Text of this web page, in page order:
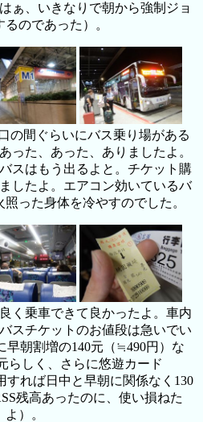
ぁ、いきなりで朝から強制ジョ
るのであった）。
の間ぐらいにバス乗り場がある
った、あった、ありましたよ。
スはもう出るよと。チケット購
したよ。エアコン効いているバ
った身体を冷やすのでした。
く乗車できて良かったよ。車内
スチケットのお値段は急いでい
早朝割増の140元（≒490円）な
らしく、さらに悠遊カード
すれば日中と早朝に関係なく130
残高あったのに、使い損ねた
よ）。